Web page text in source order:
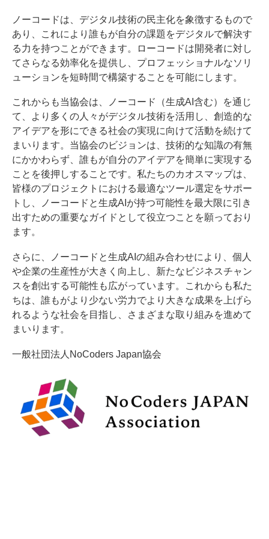
ノーコードは、デジタル技術の民主化を象徴するもので
あり、これにより誰もが自分の課題をデジタルで解決す
る力を持つことができます。ローコードは開発者に対し
てさらなる効率化を提供し、プロフェッショナルなソリ
ューションを短時間で構築することを可能にします。
これからも当協会は、ノーコード（生成AI含む）を通じ
て、より多くの人々がデジタル技術を活用し、創造的な
アイデアを形にできる社会の実現に向けて活動を続けて
まいります。当協会のビジョンは、技術的な知識の有無
にかかわらず、誰もが自分のアイデアを簡単に実現する
ことを後押しすることです。私たちのカオスマップは、
皆様のプロジェクトにおける最適なツール選定をサポー
トし、ノーコードと生成AIが持つ可能性を最大限に引き
出すための重要なガイドとして役立つことを願っており
ます。
さらに、ノーコードと生成AIの組み合わせにより、個人
や企業の生産性が大きく向上し、新たなビジネスチャン
スを創出する可能性も広がっています。これからも私た
ちは、誰もがより少ない労力でより大きな成果を上げら
れるような社会を目指し、さまざまな取り組みを進めて
まいります。
一般社団法人NoCoders Japan協会